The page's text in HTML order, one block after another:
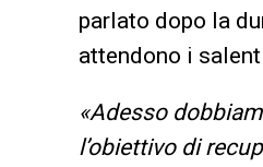
parlato dopo la
attendono i
«Adesso
l’obiettivo di